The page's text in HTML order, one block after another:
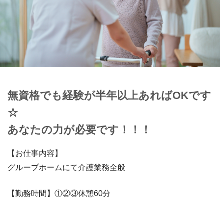
無資格でも経験が半年以上あればOKです
☆
あなたの力が必要です！！！
【お仕事内容】
グループホームにて介護業務全般
【勤務時間】①②③休憩60分